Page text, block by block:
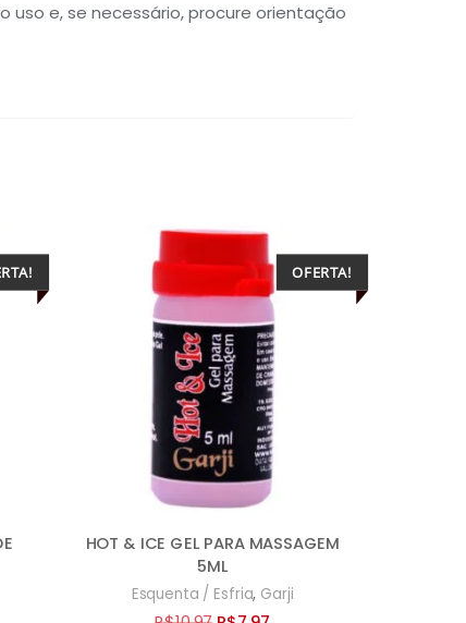
uso e, se necessário, procure orientação
OFERTA!
HOT & ICE GEL PARA MASSAGEM
5ML
Esquenta / Esfria, Garji